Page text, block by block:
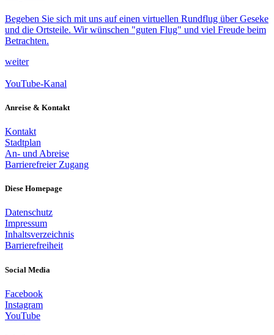
Begeben Sie sich mit uns auf einen virtuellen Rundflug über Geseke
und die Ortsteile. Wir wünschen "guten Flug" und viel Freude beim
Betrachten.
weiter
YouTube-Kanal
Anreise & Kontakt
Kontakt
Stadtplan
An- und Abreise
Barrierefreier Zugang
Diese Homepage
Datenschutz
Impressum
Inhaltsverzeichnis
Barrierefreiheit
Social Media
Facebook
Instagram
YouTube